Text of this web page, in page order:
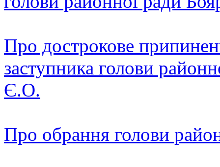
Про дострокове
заступника голови
Є.О.
Про обрання голови